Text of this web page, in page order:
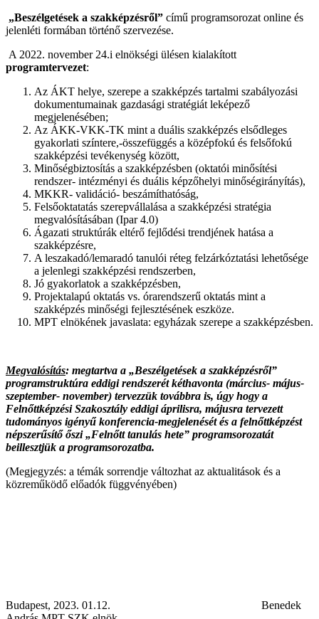
„Beszélgetések a szakképzésről” című programsorozat online és
jelenléti formában történő szervezése.
A 2022. november 24.i elnökségi ülésen kialakított
programtervezet:
Az ÁKT helye, szerepe a szakképzés tartalmi szabályozási
dokumentumainak gazdasági stratégiát leképező
megjelenésében;
Az ÁKK-VKK-TK mint a duális szakképzés elsődleges
gyakorlati színtere,-összefüggés a középfokú és felsőfokú
szakképzési tevékenység között,
Minőségbiztosítás a szakképzésben (oktatói minősítési
rendszer- intézményi és duális képzőhelyi minőségirányítás),
MKKR- validáció- beszámíthatóság,
Felsőoktatatás szerepvállalása a szakképzési stratégia
megvalósításában (Ipar 4.0)
Ágazati struktúrák eltérő fejlődési trendjének hatása a
szakképzésre,
A leszakadó/lemaradó tanulói réteg felzárkóztatási lehetősége
a jelenlegi szakképzési rendszerben,
Jó gyakorlatok a szakképzésben,
Projektalapú oktatás vs. órarendszerű oktatás mint a
szakképzés minőségi fejlesztésének eszköze.
MPT elnökének javaslata: egyházak szerepe a szakképzésben.
Megvalósítás: megtartva a „Beszélgetések a szakképzésről”
programstruktúra eddigi rendszerét kéthavonta (március- május-
szeptember- november) tervezzük továbbra is, úgy hogy a
Felnőttképzési Szakosztály eddigi áprilisra, májusra tervezett
tudományos igényű konferencia-megjelenését és a felnőttképzést
népszerűsítő őszi „Felnőtt tanulás hete” programsorozatát
beillesztjük a programsorozatba.
(Megjegyzés: a témák sorrendje változhat az aktualitások és a
közreműködő előadók függvényében)
Budapest, 2023. 01.12. Benedek